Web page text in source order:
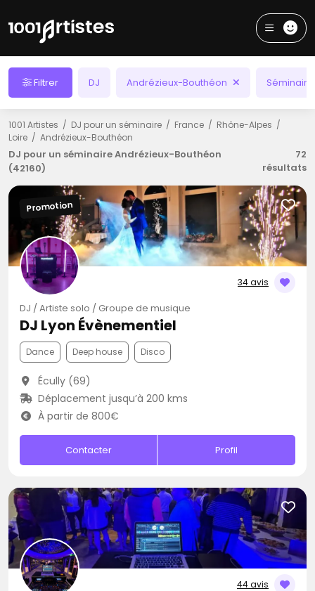
Filtrer DJ Andrézieux-Bouthéon Séminaire
1001 Artistes DJ pour un séminaire France
Rhône-Alpes
Loire
Andrézieux-Bouthéon
DJ pour un séminaire Andrézieux-Bouthéon
(42160)
72
résultats
34 avis
Promotion
DJ / Artiste solo / Groupe de musique
DJ Lyon Évènementiel
Dance Deep house Disco
Écully (69)
Déplacement jusqu’à 200 kms
À partir de 800€
Contacter Profil
44 avis